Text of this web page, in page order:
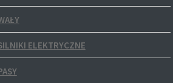
ELEKTRYCZNE